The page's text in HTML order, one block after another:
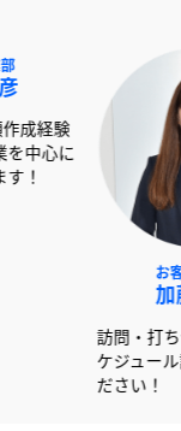
上の書類作成経験
し大手企業を中心に
トしています！